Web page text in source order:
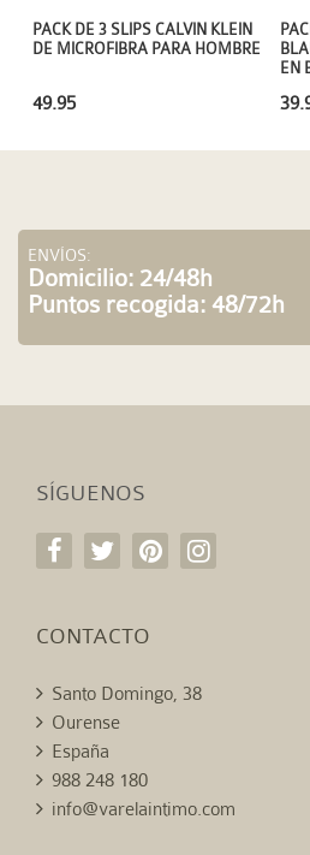
EN
PACK DE 3 SLIPS CALVIN KLEIN
DE MICROFIBRA PARA HOMBRE
49.95
ENVÍOS:
Domicilio: 24/48h
Puntos recogida: 48/72h
SÍGUENOS
CONTACTO
Santo Domingo, 38
Ourense
España
988 248 180
info@varelaintimo.com